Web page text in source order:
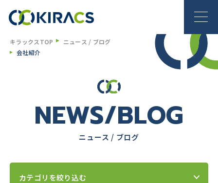
キラックスTOP
ニュース / ブログ
会社紹介
NEWS/BLOG
ニュース / ブログ
カテゴリを絞り込む